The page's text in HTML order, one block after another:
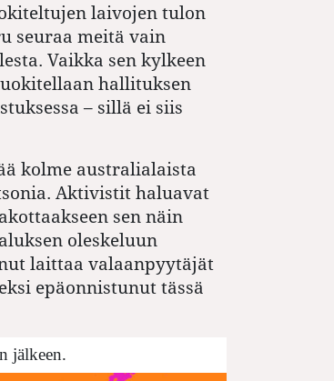
laivojen tulon
seuraa meitä vain
Vaikka sen kylkeen
hallituksen
– sillä ei siis
kolme australialaista
Aktivistit haluavat
sen näin
oleskeluun
laittaa valaanpyytäjät
epäonnistunut tässä
jälkeen.